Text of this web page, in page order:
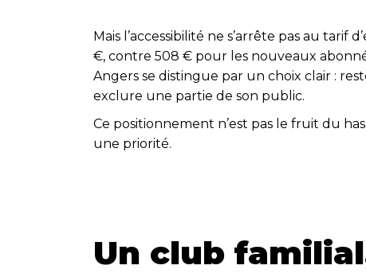
Mais l’accessibilité ne s’arrête pas au
€, contre 508 € pour les nouveaux
Angers se distingue par un choix clair :
exclure une partie de son public.
Ce positionnement n’est pas le fruit du
une priorité.
Un club